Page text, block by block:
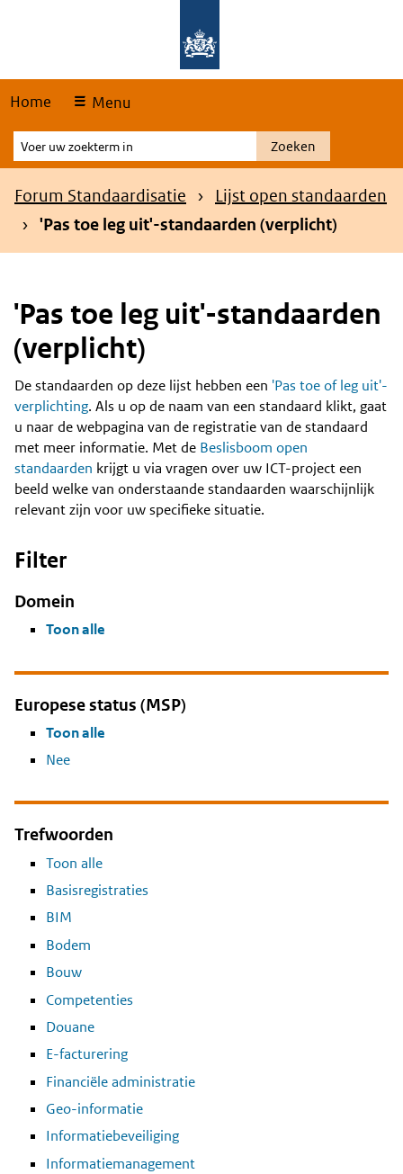
Home Menu
Voer
uw
zoekterm
Zoeken
Kruimelpad
Forum Standaardisatie
Lijst open standaarden
'Pas toe leg uit'-standaarden (verplicht)
'Pas toe leg uit'-standaarden
(verplicht)
Content
De standaarden op deze lijst hebben een 'Pas toe of leg uit'-
verplichting. Als u op de naam van een standaard klikt, gaat
u naar de webpagina van de registratie van de standaard
met meer informatie. Met de Beslisboom open
standaarden krijgt u via vragen over uw ICT-project een
beeld welke van onderstaande standaarden waarschijnlijk
relevant zijn voor uw specifieke situatie.
Filter
Domein
Toon alle
Europese status (MSP)
Toon alle
Nee
Trefwoorden
Toon alle
Basisregistraties
BIM
Bodem
Bouw
Competenties
Douane
E-facturering
Financiële administratie
Geo-informatie
Informatiebeveiliging
Informatiemanagement